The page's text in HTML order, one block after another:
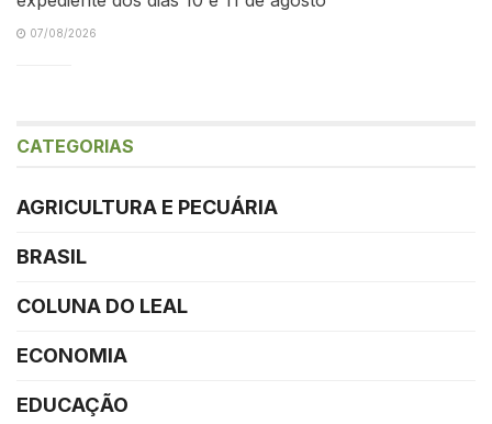
07/08/2026
CATEGORIAS
AGRICULTURA E PECUÁRIA
BRASIL
COLUNA DO LEAL
ECONOMIA
EDUCAÇÃO